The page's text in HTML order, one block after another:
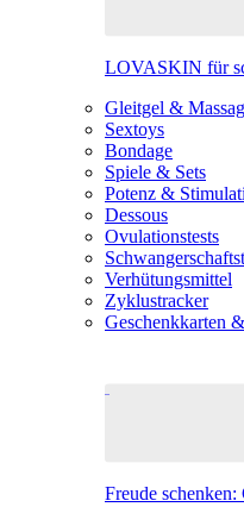
LOVASKIN für
Gleitgel &
Sextoys
Bondage
Spiele & Sets
Potenz &
Dessous
Ovulationstests
Verhütungsmittel
Zyklustracker
Geschenkkarten
Freude